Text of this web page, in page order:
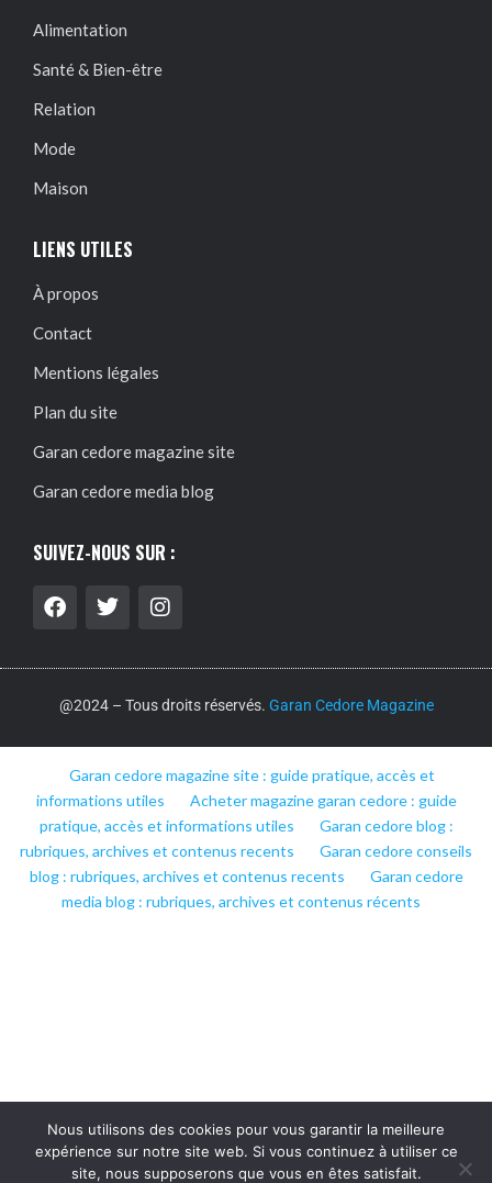
Alimentation
Santé & Bien-être
Relation
Mode
Maison
LIENS UTILES
À propos
Contact
Mentions légales
Plan du site
Garan cedore magazine site
Garan cedore media blog
SUIVEZ-NOUS SUR :
@2024 – Tous droits réservés. Garan Cedore Magazine
Garan cedore magazine site : guide pratique, accès et
informations utiles
Acheter magazine garan cedore : guide
pratique, accès et informations utiles
Garan cedore blog :
rubriques, archives et contenus recents
Garan cedore conseils
blog : rubriques, archives et contenus recents
Garan cedore
media blog : rubriques, archives et contenus récents
Nous utilisons des cookies pour vous garantir la meilleure
expérience sur notre site web. Si vous continuez à utiliser ce
site, nous supposerons que vous en êtes satisfait.